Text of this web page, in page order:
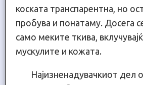
коската транспарентна, но
пробува и понатаму. Досега
само меките ткива,
мускулите и кожата.
Најизненадувачкиот дел